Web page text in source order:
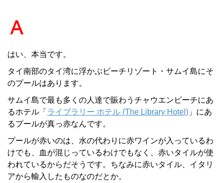
はい、本当です。
タイ南部のタイ湾に浮かぶビーチリゾート・サムイ島にそ
のプールはあります。
サムイ島で最も多くの人達で賑わうチャウエンビーチにあ
るホテル「 ライブラリー ホテル (The Library Hotel) 」にあ
るプールが真っ赤なんです。
プールが赤いのは、水の代わりに赤ワインが入っているわ
けでも、血が混じっているわけでもなく、赤いタイルが使
われているからだそうです。ちなみに赤いタイル、イタリ
アから輸入したものなのだとか。